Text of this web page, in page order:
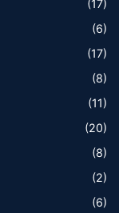
(17)
(6)
(17)
(8)
(11)
(20)
(8)
(2)
(6)